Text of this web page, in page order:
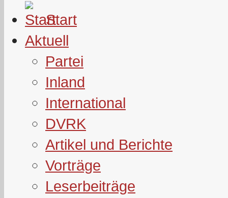
Start
Aktuell
Partei
Inland
International
DVRK
Artikel und Berichte
Vorträge
Leserbeiträge